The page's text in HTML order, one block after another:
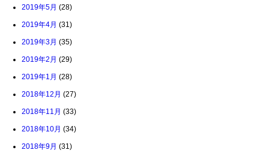
2019年5月 (28)
2019年4月 (31)
2019年3月 (35)
2019年2月 (29)
2019年1月 (28)
2018年12月 (27)
2018年11月 (33)
2018年10月 (34)
2018年9月 (31)